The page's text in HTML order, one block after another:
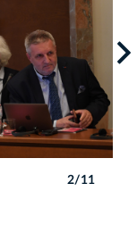
2/11